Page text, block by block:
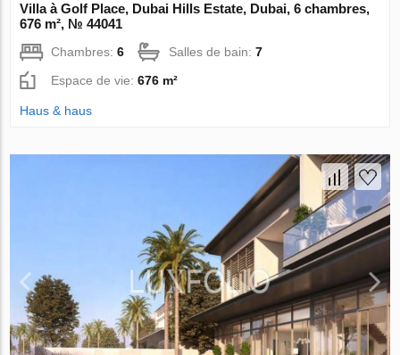
Villa à Golf Place, Dubai Hills Estate, Dubai, 6 chambres,
676 m², № 44041
Chambres:6 Salles de bain:7
Espace de vie:676 m²
Haus & haus